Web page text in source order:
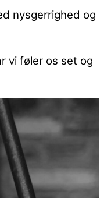
nysgerrighed og
vi føler os set og